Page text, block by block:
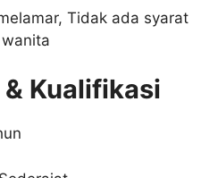
Tidak ada syarat
Kualifikasi